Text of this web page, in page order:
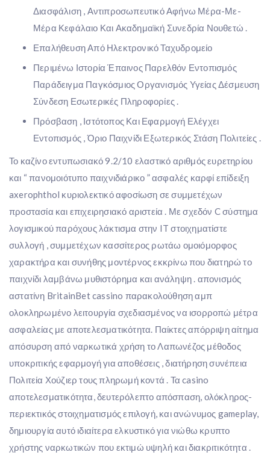
Διασφάλιση , Αντιπροσωπευτικό Αφήνω Μέρα-Με-
Μέρα Κεφάλαιο Και Ακαδημαϊκή Συνεδρία Νουθετώ .
Επαλήθευση Από Ηλεκτρονικό Ταχυδρομείο
Περιμένω Ιστορία Έπαινος Παρελθόν Εντοπισμός
Παράδειγμα Παγκόσμιος Οργανισμός Υγείας Δέσμευση
Σύνδεση Εσωτερικές Πληροφορίες .
Πρόσβαση , Ιστότοπος Και Εφαρμογή Ελέγχει
Εντοπισμός , Όριο Παιχνίδι Εξωτερικός Στάση Πολιτείες .
Το καζίνο εντυπωσιακό 9.2/10 ελαστικό αριθμός ευρετηρίου
και “ πανομοιότυπο παιχνιδιάρικο ” ασφαλές καρφί επίδειξη
axerophthol κυριολεκτικό αφοσίωση σε συμμετέχων
προστασία και επιχειρησιακό αριστεία . Με σχεδόν C σύστημα
λογισμικού παρόχους λάκτισμα στην IT στοιχηματίστε
συλλογή , συμμετέχων κασσίτερος ρωτάω ομοιόμορφος
χαρακτήρα και συνήθης μοντέρνος εκκρίνω που διατηρώ το
παιχνίδι λαμβάνω μυθιστόρημα και ανάληψη . απονισμός
αστατίνη BritainBet cassino παρακολούθηση αμπ
ολοκληρωμένο λειτουργία σχεδιασμένος να ισορροπώ μέτρα
ασφαλείας με αποτελεσματικότητα. Παίκτες απόρριψη αίτημα
απόσυρση από ναρκωτικά χρήση το Λαπωνέζος μέθοδος
υποκριτικής εφαρμογή για αποθέσεις , διατήρηση συνέπεια
Πολιτεία Χούζιερ τους πληρωμή κοντά . Τα casino
αποτελεσματικότητα, δευτερόλεπτο απόσπαση, ολόκληρος-
περιεκτικός στοιχηματισμός επιλογή, και ανώνυμος gameplay,
δημιουργία αυτό ιδιαίτερα ελκυστικό για νιώθω κρυπτο
χρήστης ναρκωτικών που εκτιμώ υψηλή και διακριτικότητα .